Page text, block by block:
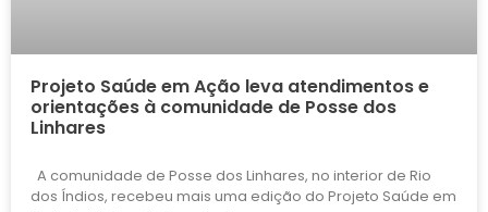
Projeto Saúde em Ação leva atendimentos e
orientações à comunidade de Posse dos
Linhares
A comunidade de Posse dos Linhares, no interior de Rio
dos Índios, recebeu mais uma edição do Projeto Saúde em